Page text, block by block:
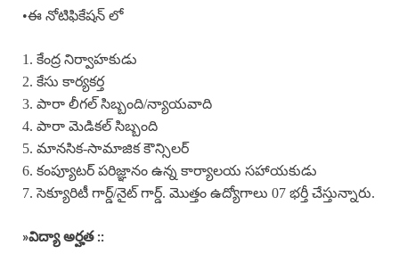
•ఈ నోటిఫికేషన్ లో
1. కేంద్ర నిర్వాహకుడు
2. కేసు కార్యకర్త
3. పారా లీగల్ సిబ్బంది/న్యాయవాది
4. పారా మెడికల్ సిబ్బంది
5. మానసిక-సామాజిక కౌన్సిలర్
6. కంప్యూటర్ పరిజ్ఞానం ఉన్న కార్యాలయ సహాయకుడు
7. సెక్యూరిటీ గార్డ్/నైట్ గార్డ్. మొత్తం ఉద్యోగాలు 07 భర్తీ చేస్తున్నారు.
»విద్యా అర్హత ::